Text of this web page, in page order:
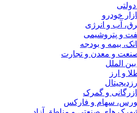
دولتی
خودرو
آب و انرژی
و پتروشیمی
بیمه و بودجه
و معدن و تجارت
بین الملل
و ارز
ارزدیجیتال
و گمرک
سهام و فارکس